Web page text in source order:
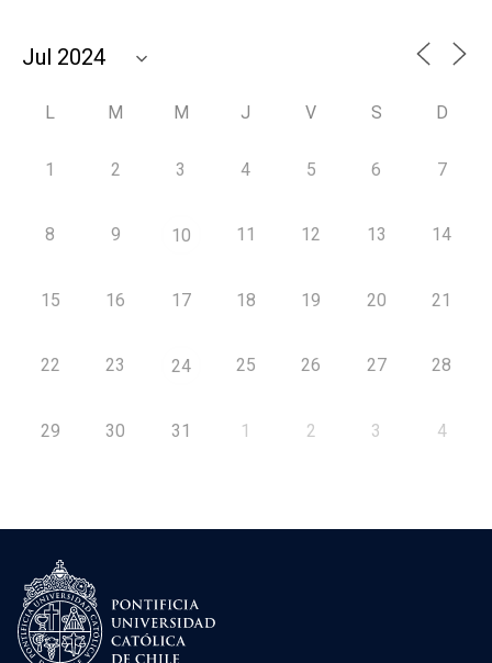
L M M J V S D
1 2 3 4 5 6 7
8 9 10 11 12 13 14
15 16 17 18 19 20 21
22 23 24 25 26 27 28
29 30 31 1 2 3 4